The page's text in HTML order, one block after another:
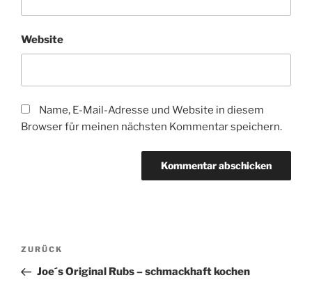
Website
Name, E-Mail-Adresse und Website in diesem
Browser für meinen nächsten Kommentar speichern.
Beitragsnavigation
Vorheriger
Beitrag
ZURÜCK
Joe´s Original Rubs – schmackhaft kochen